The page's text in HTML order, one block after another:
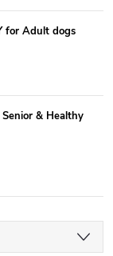
for Adult dogs
& Healthy